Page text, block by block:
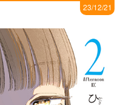
23/12/21